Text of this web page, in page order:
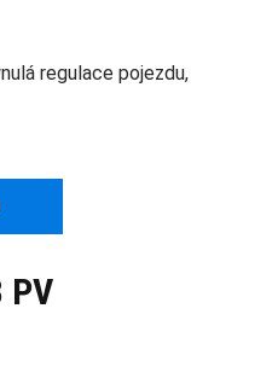
regulace pojezdu,
PV